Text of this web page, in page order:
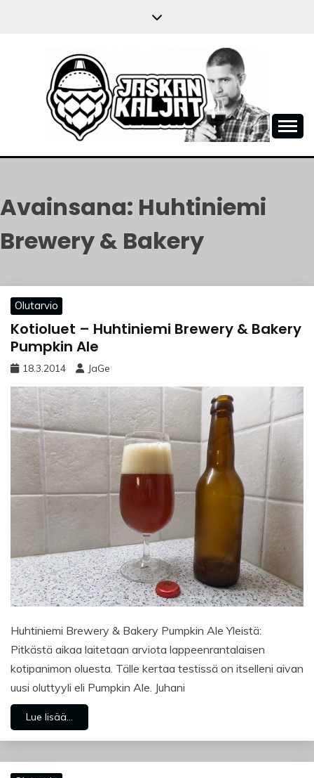
JASKANKALJAT
Avainsana: Huhtiniemi
Brewery & Bakery
Olutarvio
Kotioluet – Huhtiniemi Brewery & Bakery
Pumpkin Ale
18.3.2014 JaGe
Huhtiniemi Brewery & Bakery Pumpkin Ale Yleistä:
Pitkästä aikaa laitetaan arviota lappeenrantalaisen
kotipanimon oluesta. Tälle kertaa testissä on itselleni aivan
uusi oluttyyli eli Pumpkin Ale. Juhani
Lue lisää...